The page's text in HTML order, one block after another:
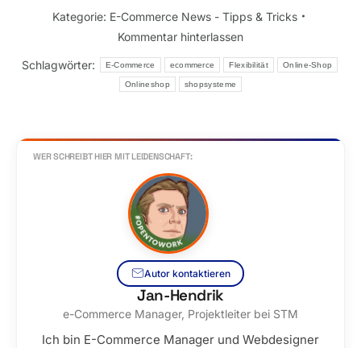
Kategorie: E-Commerce News - Tipps & Tricks
Kommentar hinterlassen
Schlagwörter: E-Commerce ecommerce Flexibilität Online-Shop
Onlineshop shopsysteme
WER SCHREIBT HIER MIT LEIDENSCHAFT:
Autor kontaktieren
Jan-Hendrik
e-Commerce Manager, Projektleiter bei STM
Ich bin E-Commerce Manager und Webdesigner